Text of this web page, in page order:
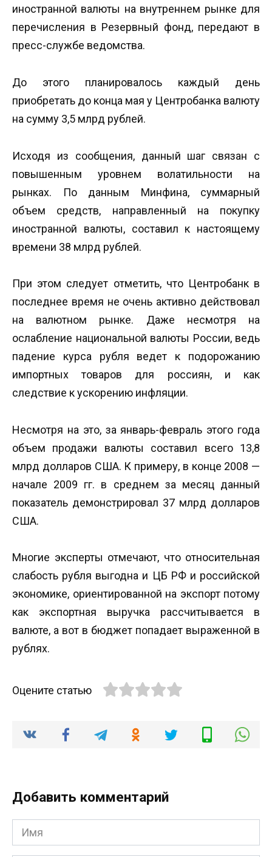
иностранной валюты на внутреннем рынке для
перечисления в Резервный фонд, передают в
пресс-службе ведомства.
До этого планировалось каждый день
приобретать до конца мая у Центробанка валюту
на сумму 3,5 млрд рублей.
Исходя из сообщения, данный шаг связан с
повышенным уровнем волатильности на
рынках. По данным Минфина, суммарный
объем средств, направленный на покупку
иностранной валюты, составил к настоящему
времени 38 млрд рублей.
При этом следует отметить, что Центробанк в
последнее время не очень активно действовал
на валютном рынке. Даже несмотря на
ослабление национальной валюты России, ведь
падение курса рубля ведет к подорожанию
импортных товаров для россиян, и как
следствие к ускорению инфляции.
Несмотря на это, за январь-февраль этого года
объем продажи валюты составил всего 13,8
млрд долларов США. К примеру, в конце 2008 —
начале 2009 гг. в среднем за месяц данный
показатель демонстрировал 37 млрд долларов
США.
Многие эксперты отмечают, что относительная
слабость рубля выгодна и ЦБ РФ и российской
экономике, ориентированной на экспорт потому
как экспортная выручка рассчитывается в
валюте, а вот в бюджет попадает выраженной в
рублях.
Оцените статью
Добавить комментарий
Имя
*